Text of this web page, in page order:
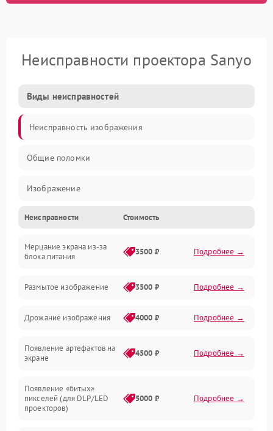
Неисправности проектора Sanyo
Виды неисправностей
Неисправность изображения
Общие поломки
Изображение
Лампа подсветки
Неисправность управления и интерфейсов
Неисправности Стоимость
Мерцание экрана из-за
блока питания
3500 ₽ Подробнее →
Размытое изображение 3500 ₽ Подробнее →
Дрожание изображения 4000 ₽ Подробнее →
Появление артефактов на
экране
4500 ₽ Подробнее →
Появление «битых»
пикселей (для DLP/LED
проекторов)
5000 ₽ Подробнее →